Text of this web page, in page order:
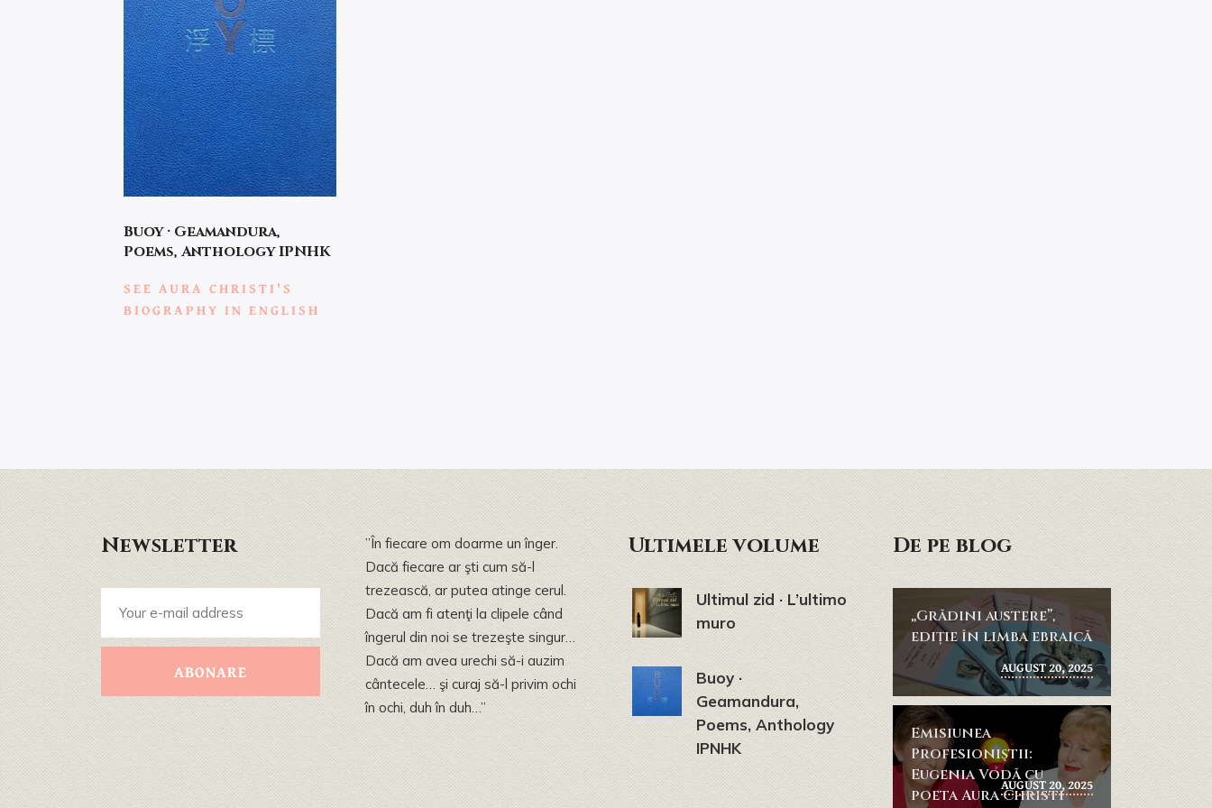
Buoy · Geamandura,
Poems, Anthology IPNHK
SEE AURA CHRISTI'S
BIOGRAPHY IN ENGLISH
Newsletter
ABONARE
”În fiecare om doarme un înger.
Dacă fiecare ar şti cum să-l
trezească, ar putea atinge cerul.
Dacă am fi atenţi la clipele când
îngerul din noi se trezeşte singur…
Dacă am avea urechi să-i auzim
cântecele… şi curaj să-l privim ochi
în ochi, duh în duh…”
Ultimele volume
Ultimul zid · L’ultimo
muro
Buoy ·
Geamandura,
Poems, Anthology
IPNHK
De pe blog
„Grădini austere”,
ediție în limba ebraică
AUGUST 20, 2025
Emisiunea
Profesioniştii:
Eugenia Vodă cu
poeta Aura Christi
AUGUST 20, 2025